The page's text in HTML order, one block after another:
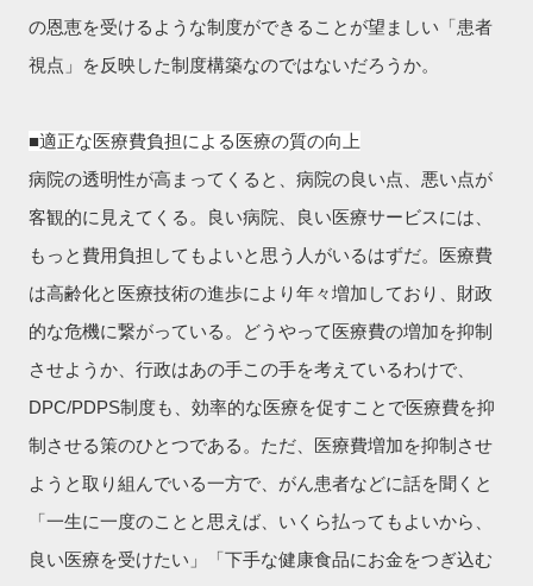
の恩恵を受けるような制度ができることが望ましい「患者
視点」を反映した制度構築なのではないだろうか。
■適正な医療費負担による医療の質の向上
病院の透明性が高まってくると、病院の良い点、悪い点が
客観的に見えてくる。良い病院、良い医療サービスには、
もっと費用負担してもよいと思う人がいるはずだ。医療費
は高齢化と医療技術の進歩により年々増加しており、財政
的な危機に繋がっている。どうやって医療費の増加を抑制
させようか、行政はあの手この手を考えているわけで、
DPC/PDPS制度も、効率的な医療を促すことで医療費を抑
制させる策のひとつである。ただ、医療費増加を抑制させ
ようと取り組んでいる一方で、がん患者などに話を聞くと
「一生に一度のことと思えば、いくら払ってもよいから、
良い医療を受けたい」「下手な健康食品にお金をつぎ込む